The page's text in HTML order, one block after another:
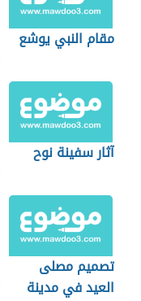
مقام النبي يوشع
آثار سفينة نوح
تصميم مصلى
العيد في مدينة